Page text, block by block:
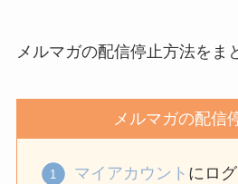
ま
な
メルマガの配信停止方法をま
メルマガの配信
マイアカウント にロ